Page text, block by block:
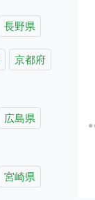
長野県
京都府
広島県
宮崎県